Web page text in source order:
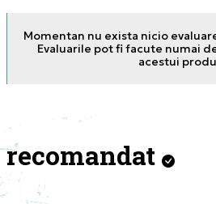
Momentan nu exista nicio
Evaluarile pot fi facute numai
acestui
recomandat